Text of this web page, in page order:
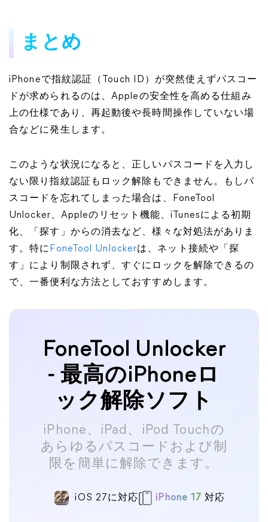
まとめ
iPhoneで指紋認証（Touch ID）が突然使えずパスコー
ドが求められるのは、Appleの安全性を高める仕組み
上の仕様であり、再起動後や長時間操作していない場
合などに発生します。
このような状況になると、正しいパスコードを入力し
ない限り指紋認証もロック解除もできません。もしパ
スコードを忘れてしまった場合は、FoneTool
Unlocker、Appleのリセット機能、iTunesによる初期
化、「探す」からの消去など、様々な対処法がありま
す。特に FoneTool Unlockerは、ネット接続や「探
す」により制限されず、すぐにロックを解除できるの
で、一番便利な方法としておすすめします。
FoneTool Unlocker
- 最高のiPhoneロ
ック解除ソフト
iPhone、iPad、iPod Touchの
あらゆるパスコードおよび制
限を簡単に解除できます。
iOS 27に対応 iPhone 17 対応